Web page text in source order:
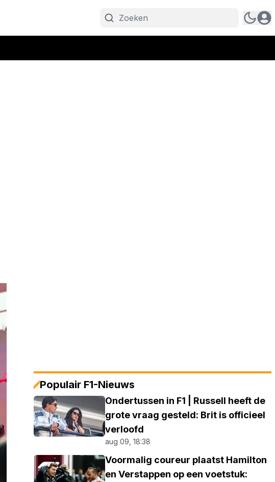
Populair F1-Nieuws
Ondertussen in F1 | Russell heeft de
grote vraag gesteld: Brit is officieel
verloofd
aug 09, 18:38
Voormalig coureur plaatst Hamilton
en Verstappen op een voetstuk: